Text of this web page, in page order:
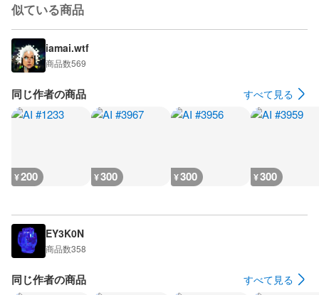
似ている商品
iamai.wtf
商品数569
同じ作者の商品 すべて見る
¥200 ¥300 ¥300 ¥300
EY3K0N
商品数358
同じ作者の商品 すべて見る